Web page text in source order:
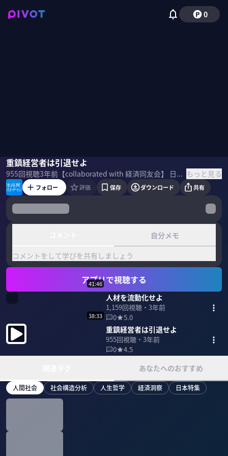
0
重鎮経営者は引退せよ
955回視聴3年前 【collaborated with 経済同友会】 日本再興ラストチャンス。日本が失われた30年を経て、これからどのように経済を再興するべきなのか。経営者と有識者と対談を通じて、日本再興に向けた具体的なアクションプランを発信していく。 【Sponsored】 もっと見る
成田悠輔櫻田謙悟佐々木紀彦
フォロー 評価 保存 ダウンロード 共有
自分メモ
コメントをして学びを共有しましょう
アプリで視聴する
41:46
人材を流動化せよ
1,159回視聴・ 3年前
0
5.0
38:33
重鎮経営者は引退せよ
955回視聴・ 3年前
0
4.5
あなたへのおすすめ
人間社会 社会構造分析 人生哲学 経済洞察 日本特集